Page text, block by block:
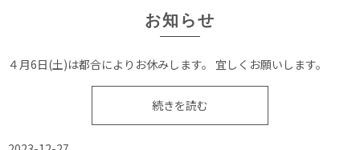
お知らせ
４月6日(土)は都合によりお休みします。 宜しくお願いします。
続きを読む